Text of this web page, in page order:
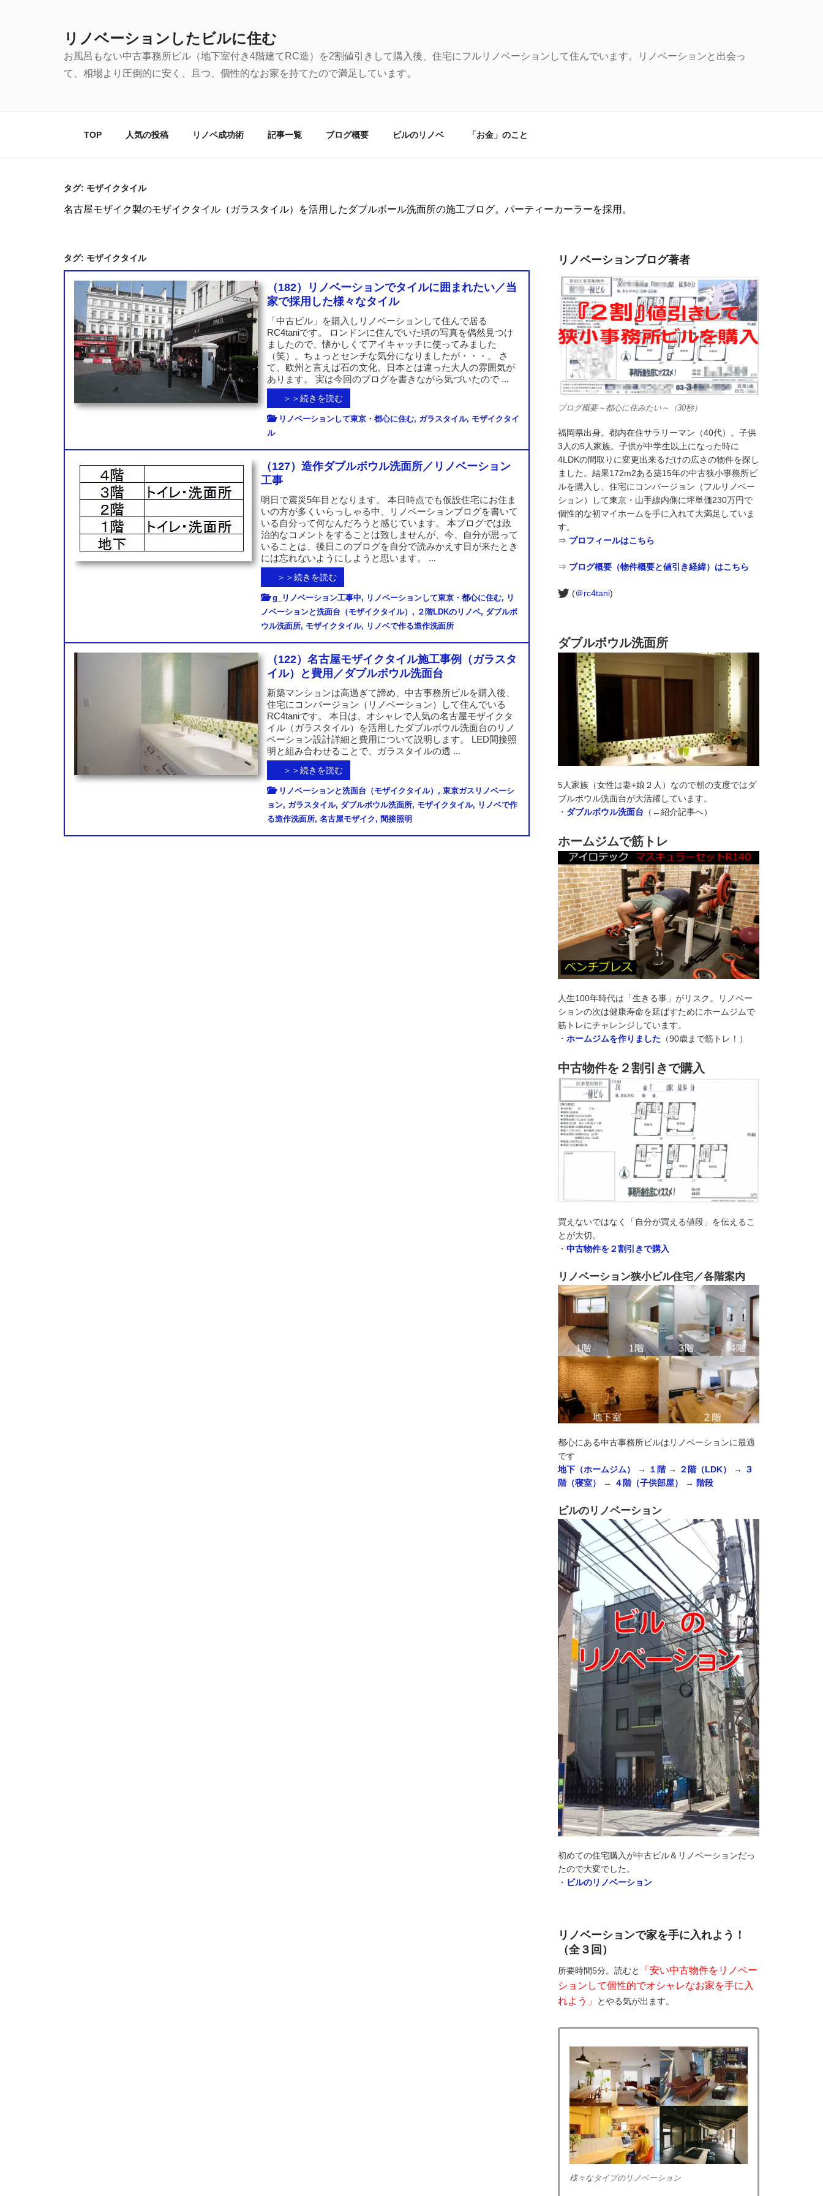
リノベーションしたビルに住む
お風呂もない中古事務所ビル（地下室付き4階建てRC造）を2割値引きして購入後、住宅にフルリノベーションして住んでいます。リノベーションと出会っ
て、相場より圧倒的に安く、且つ、個性的なお家を持てたので満足しています。
TOP 人気の投稿 リノベ成功術 記事一覧 ブログ概要 ビルのリノベ 「お金」のこと
タグ: モザイクタイル
名古屋モザイク製のモザイクタイル（ガラスタイル）を活用したダブルボール洗面所の施工ブログ。パーティーカーラーを採用。
タグ: モザイクタイル
（182）リノベーションでタイルに囲まれたい／当
家で採用した様々なタイル
「中古ビル」を購入しリノベーションして住んで居る
RC4taniです。 ロンドンに住んでいた頃の写真を偶然見つけ
ましたので、懐かしくてアイキャッチに使ってみました
（笑）。ちょっとセンチな気分になりましたが・・・。 さ
て、欧州と言えば石の文化。日本とは違った大人の雰囲気が
あります。 実は今回のブログを書きながら気づいたので ...
＞＞続きを読む
リノベーションして東京・都心に住む, ガラスタイル, モザイクタイ
ル
（127）造作ダブルボウル洗面所／リノベーション
工事
明日で震災5年目となります。 本日時点でも仮設住宅にお住ま
いの方が多くいらっしゃる中、リノベーションブログを書いて
いる自分って何なんだろうと感じています。 本ブログでは政
治的なコメントをすることは致しませんが、今、自分が思って
いることは、後日このブログを自分で読みかえす日が来たとき
には忘れないようにしようと思います。 ...
＞＞続きを読む
g_リノベーション工事中, リノベーションして東京・都心に住む, リ
ノベーションと洗面台（モザイクタイル） , ２階LDKのリノベ, ダブルボ
ウル洗面所, モザイクタイル, リノベで作る造作洗面所
（122）名古屋モザイクタイル施工事例（ガラスタ
イル）と費用／ダブルボウル洗面台
新築マンションは高過ぎて諦め、中古事務所ビルを購入後、
住宅にコンバージョン（リノベーション）して住んでいる
RC4taniです。 本日は、オシャレで人気の名古屋モザイクタ
イル（ガラスタイル）を活用したダブルボウル洗面台のリノ
ベーション設計詳細と費用について説明します。 LED間接照
明と組み合わせることで、ガラスタイルの透 ...
＞＞続きを読む
リノベーションと洗面台（モザイクタイル） , 東京ガスリノベーシ
ョン, ガラスタイル, ダブルボウル洗面所, モザイクタイル, リノベで作
る造作洗面所, 名古屋モザイク, 間接照明
リノベーションブログ著者
ブログ概要～都心に住みたい～（30秒）
福岡県出身。都内在住サラリーマン（40代）。子供
3人の5人家族。子供が中学生以上になった時に
4LDKの間取りに変更出来るだけの広さの物件を探し
ました。結果172m2ある築15年の中古狭小事務所ビ
ルを購入し、住宅にコンバージョン（フルリノベー
ション）して東京・山手線内側に坪単価230万円で
個性的な初マイホームを手に入れて大満足していま
す。
⇒ プロフィールはこちら
⇒ ブログ概要（物件概要と値引き経緯）はこちら
(＠rc4tani)
ダブルボウル洗面所
5人家族（女性は妻+娘２人）なので朝の支度ではダ
ブルボウル洗面台が大活躍しています。
・ ダブルボウル洗面台 （←紹介記事へ）
ホームジムで筋トレ
人生100年時代は「生きる事」がリスク。リノベー
ションの次は健康寿命を延ばすためにホームジムで
筋トレにチャレンジしています。
・ ホームジムを作りました （90歳まで筋トレ！）
中古物件を２割引きで購入
買えないではなく「自分が買える値段」を伝えるこ
とが大切。
・ 中古物件を２割引きで購入
リノベーション狭小ビル住宅／各階案内
都心にある中古事務所ビルはリノベーションに最適
です
地下（ホームジム）
→ １階→ ２階（LDK） →
３
階（寝室）
→ ４階（子供部屋） → 階段
ビルのリノベーション
初めての住宅購入が中古ビル＆リノベーションだっ
たので大変でした。
・ ビルのリノベーション
リノベーションで家を手に入れよう！
（全３回）
所要時間5分。読むと
「安い中古物件をリノベー
ションして個性的でオシャレなお家を手に入
れよう」
とやる気が出ます。
様々なタイプのリノベーション